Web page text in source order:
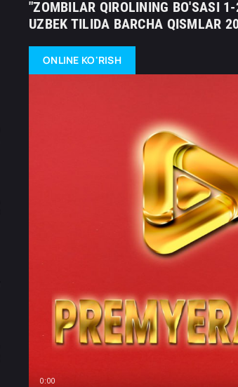
"ZOMBILAR QIROLINING BO'SASI
UZBEK TILIDA BARCHA QISMLAR
ONLINE KO'RISH
0:00